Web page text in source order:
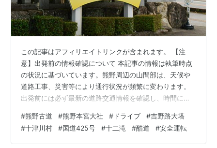
この記事はアフィリエイトリンクが含まれます。 【注
意】出発前の情報確認について 本記事の情報は執筆時点
の状況に基づいています。熊野周辺の山間部は、天候や
道路工事、災害等により通行状況が頻繁に変わります。
出発前には必ず最新の道路交通情報を確認し、時間に余
きありがとうございます。そして、忙しいなか辿り着い
た方お疲れ様です。「いつか長期で熊野古道を歩いてみ
たい」そんな憧れを抱きつつ、まずはドライブでその土
#熊野古道 #熊野本宮大社 # ドライブ #吉野路大塔
#十津川村 #国道425号 #十二滝 #酷道 #安全運転